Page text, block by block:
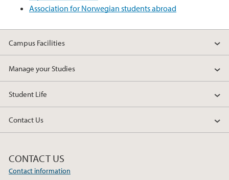
Association for Norwegian students abroad
Campus Facilities
Manage your Studies
Student Life
Contact Us
CONTACT US
Contact information